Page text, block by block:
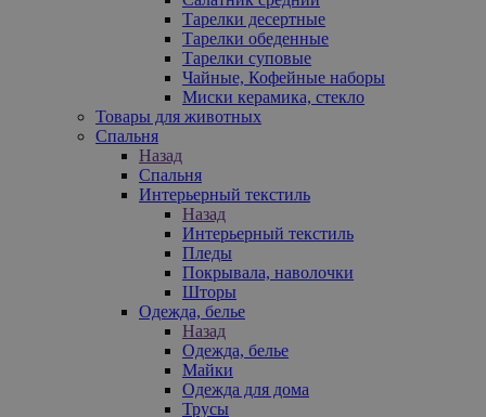
Тарелки десертные
Тарелки обеденные
Тарелки суповые
Чайные, Кофейные наборы
Миски керамика, стекло
Товары для животных
Спальня
Назад
Спальня
Интерьерный текстиль
Назад
Интерьерный текстиль
Пледы
Покрывала, наволочки
Шторы
Одежда, белье
Назад
Одежда, белье
Майки
Одежда для дома
Трусы